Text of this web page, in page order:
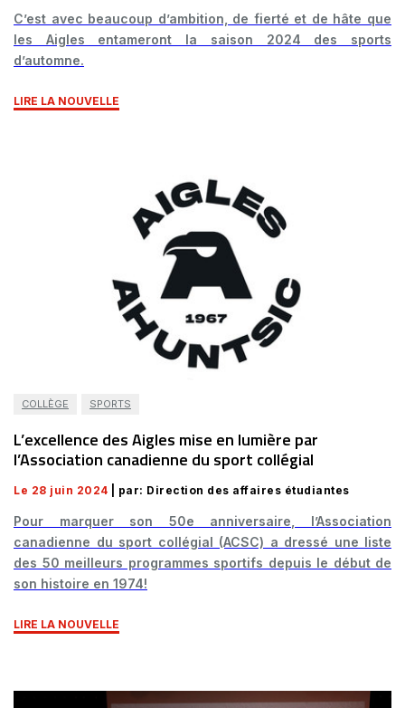
C’est avec beaucoup d’ambition, de fierté et de hâte que
les Aigles entameront la saison 2024 des sports
d’automne.
LIRE LA NOUVELLE
COLLÈGE SPORTS
L’excellence des Aigles mise en lumière par
l’Association canadienne du sport collégial
Le 28 juin 2024 | par: Direction des affaires étudiantes
Pour marquer son 50e anniversaire, l’Association
canadienne du sport collégial (ACSC) a dressé une liste
des 50 meilleurs programmes sportifs depuis le début de
son histoire en 1974!
LIRE LA NOUVELLE